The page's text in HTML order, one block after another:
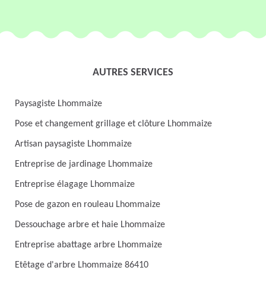
AUTRES SERVICES
Paysagiste Lhommaize
Pose et changement grillage et clôture Lhommaize
Artisan paysagiste Lhommaize
Entreprise de jardinage Lhommaize
Entreprise élagage Lhommaize
Pose de gazon en rouleau Lhommaize
Dessouchage arbre et haie Lhommaize
Entreprise abattage arbre Lhommaize
Etêtage d'arbre Lhommaize 86410